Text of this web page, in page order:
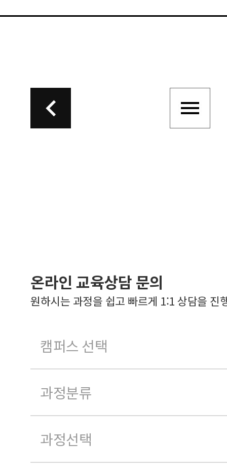
온라인 교육상담 문의
원하시는 과정을 쉽고 빠르게 1:1 상담을 진